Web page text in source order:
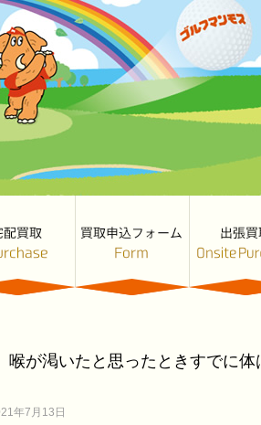
喉が渇いたと思ったときすでに体
年7月13日